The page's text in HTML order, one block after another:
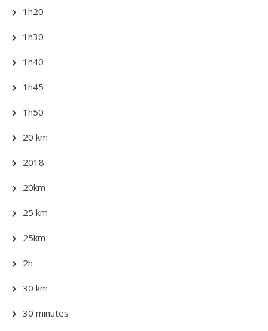
1h20
1h30
1h40
1h45
1h50
20 km
2018
20km
25 km
25km
2h
30 km
30 minutes